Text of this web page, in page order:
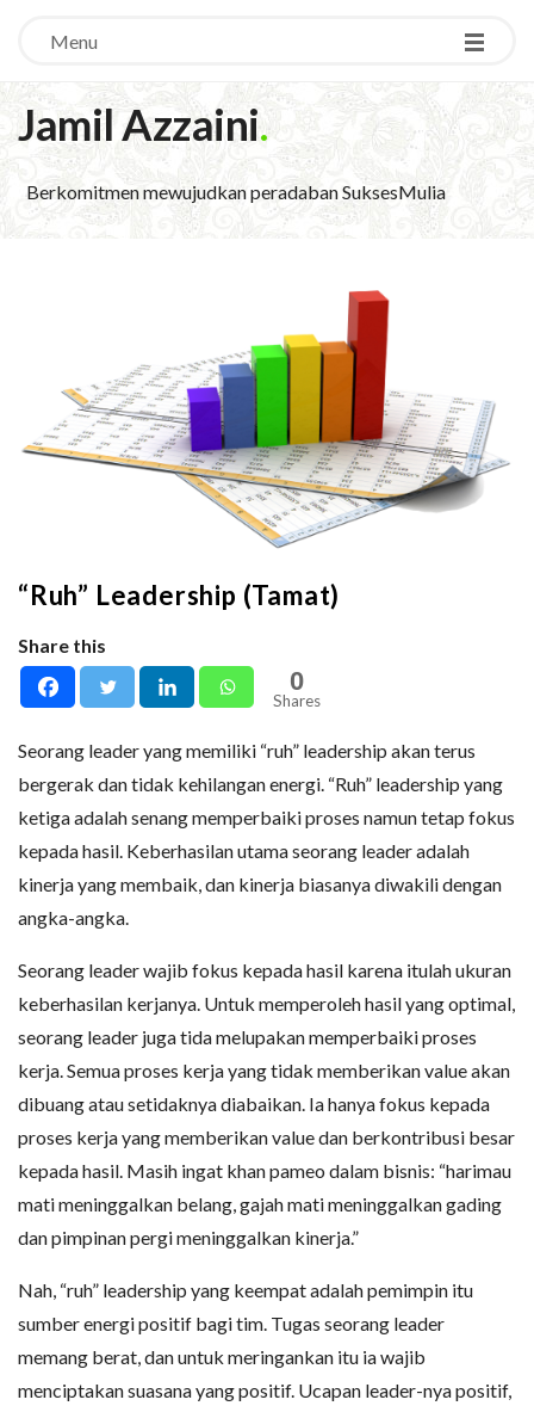
Menu
Jamil Azzaini.
Berkomitmen mewujudkan peradaban SuksesMulia
“Ruh” Leadership (Tamat)
Share this
0
Shares
Seorang leader yang memiliki “ruh” leadership akan terus
bergerak dan tidak kehilangan energi. “Ruh” leadership yang
ketiga adalah senang memperbaiki proses namun tetap fokus
kepada hasil. Keberhasilan utama seorang leader adalah
kinerja yang membaik, dan kinerja biasanya diwakili dengan
angka-angka.
Seorang leader wajib fokus kepada hasil karena itulah ukuran
keberhasilan kerjanya. Untuk memperoleh hasil yang optimal,
seorang leader juga tida melupakan memperbaiki proses
kerja. Semua proses kerja yang tidak memberikan value akan
dibuang atau setidaknya diabaikan. Ia hanya fokus kepada
proses kerja yang memberikan value dan berkontribusi besar
kepada hasil. Masih ingat khan pameo dalam bisnis: “harimau
mati meninggalkan belang, gajah mati meninggalkan gading
dan pimpinan pergi meninggalkan kinerja.”
Nah, “ruh” leadership yang keempat adalah pemimpin itu
sumber energi positif bagi tim. Tugas seorang leader
memang berat, dan untuk meringankan itu ia wajib
menciptakan suasana yang positif. Ucapan leader-nya positif,